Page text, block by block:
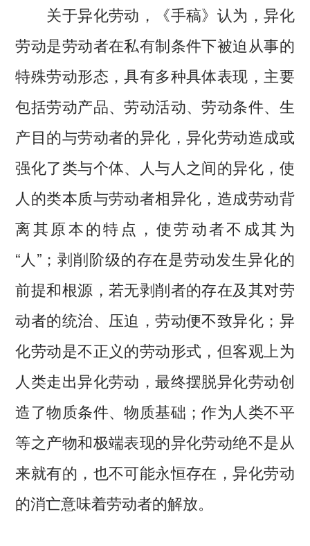
关于异化劳动，《手稿》认为，异化
劳动是劳动者在私有制条件下被迫从事的
特殊劳动形态，具有多种具体表现，主要
包括劳动产品、劳动活动、劳动条件、生
产目的与劳动者的异化，异化劳动造成或
强化了类与个体、人与人之间的异化，使
人的类本质与劳动者相异化，造成劳动背
离其原本的特点，使劳动者不成其为
“人”；剥削阶级的存在是劳动发生异化的
前提和根源，若无剥削者的存在及其对劳
动者的统治、压迫，劳动便不致异化；异
化劳动是不正义的劳动形式，但客观上为
人类走出异化劳动，最终摆脱异化劳动创
造了物质条件、物质基础；作为人类不平
等之产物和极端表现的异化劳动绝不是从
来就有的，也不可能永恒存在，异化劳动
的消亡意味着劳动者的解放。